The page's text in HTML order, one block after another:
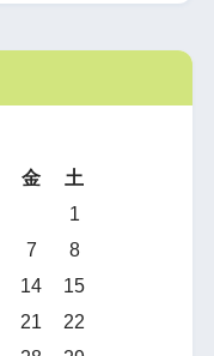
金
土
1
7
8
14
15
21
22